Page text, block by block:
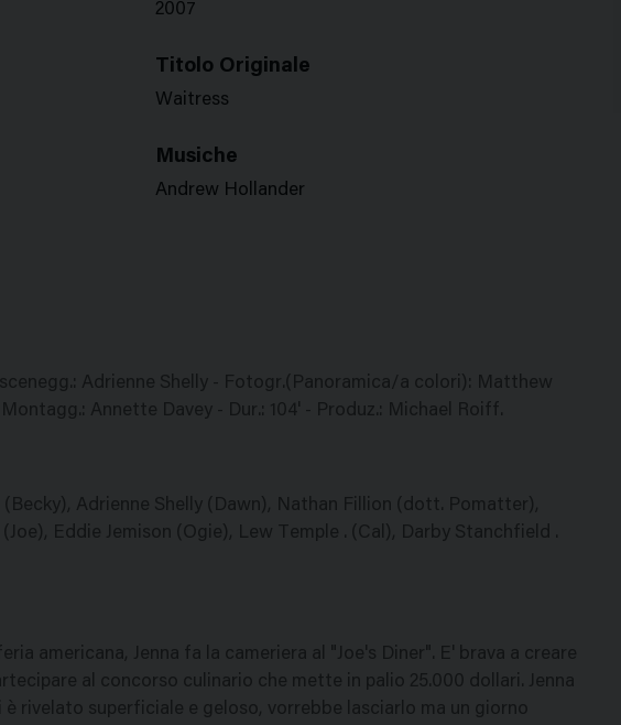
2007
Titolo Originale
Waitress
Musiche
Andrew Hollander
Adrienne Shelly - Fotogr.(Panoramica/a colori): Matthew
Annette Davey - Dur.: 104' - Produz.: Michael Roiff.
(Becky), Adrienne Shelly (Dawn), Nathan Fillion (dott. Pomatter),
Eddie Jemison (Ogie), Lew Temple . (Cal), Darby Stanchfield .
americana, Jenna fa la cameriera al "Joe's Diner". E' brava a creare
al concorso culinario che mette in palio 25.000 dollari. Jenna
rivelato superficiale e geloso, vorrebbe lasciarlo ma un giorno